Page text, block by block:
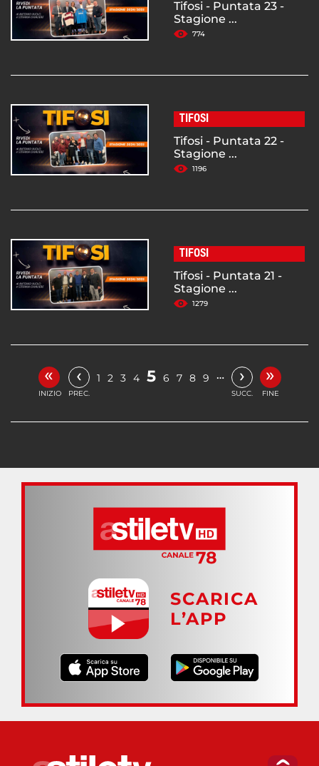
Tifosi - Puntata 23 -
Stagione ...
774
TIFOSI
Tifosi - Puntata 22 -
Stagione ...
1196
TIFOSI
Tifosi - Puntata 21 -
Stagione ...
1279
«
INIZIO
‹
PREC.
1 2 3 4 5 6 7 8 9 … ›
SUCC.
»
FINE
SCARICA
L’APP